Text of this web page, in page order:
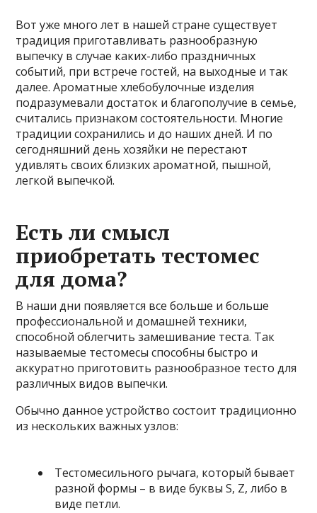
Вот уже много лет в нашей стране существует
традиция приготавливать разнообразную
выпечку в случае каких-либо праздничных
событий, при встрече гостей, на выходные и так
далее. Ароматные хлебобулочные изделия
подразумевали достаток и благополучие в семье,
считались признаком состоятельности. Многие
традиции сохранились и до наших дней. И по
сегодняшний день хозяйки не перестают
удивлять своих близких ароматной, пышной,
легкой выпечкой.
Есть ли смысл
приобретать тестомес
для дома?
В наши дни появляется все больше и больше
профессиональной и домашней техники,
способной облегчить замешивание теста. Так
называемые тестомесы способны быстро и
аккуратно приготовить разнообразное тесто для
различных видов выпечки.
Обычно данное устройство состоит традиционно
из нескольких важных узлов:
Тестомесильного рычага, который бывает
разной формы – в виде буквы S, Z, либо в
виде петли.